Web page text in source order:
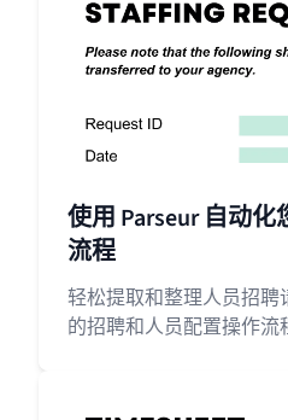
使用 Parseur 自动
流程
轻松提取和整理人员招聘
的招聘和人员配置操作流